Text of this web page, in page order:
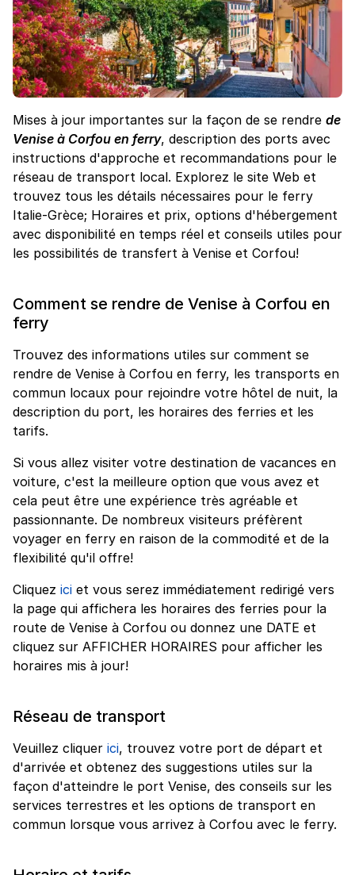
Mises à jour importantes sur la façon de se rendre de
Venise à Corfou en ferry, description des ports avec
instructions d'approche et recommandations pour le
réseau de transport local. Explorez le site Web et
trouvez tous les détails nécessaires pour le ferry
Italie-Grèce; Horaires et prix, options d'hébergement
avec disponibilité en temps réel et conseils utiles pour
les possibilités de transfert à Venise et Corfou!
Comment se rendre de Venise à Corfou en
ferry
Trouvez des informations utiles sur comment se
rendre de Venise à Corfou en ferry, les transports en
commun locaux pour rejoindre votre hôtel de nuit, la
description du port, les horaires des ferries et les
tarifs.
Si vous allez visiter votre destination de vacances en
voiture, c'est la meilleure option que vous avez et
cela peut être une expérience très agréable et
passionnante. De nombreux visiteurs préfèrent
voyager en ferry en raison de la commodité et de la
flexibilité qu'il offre!
Cliquez ici et vous serez immédiatement redirigé vers
la page qui affichera les horaires des ferries pour la
route de Venise à Corfou ou donnez une DATE et
cliquez sur AFFICHER HORAIRES pour afficher les
horaires mis à jour!
Réseau de transport
Veuillez cliquer ici, trouvez votre port de départ et
d'arrivée et obtenez des suggestions utiles sur la
façon d'atteindre le port Venise, des conseils sur les
services terrestres et les options de transport en
commun lorsque vous arrivez à Corfou avec le ferry.